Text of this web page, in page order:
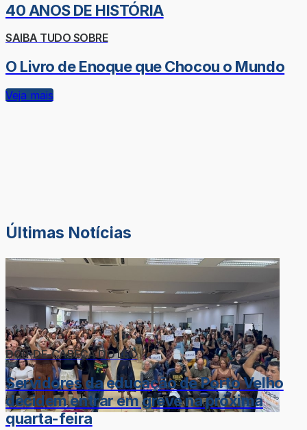
40 ANOS DE HISTÓRIA
SAIBA TUDO SOBRE
O Livro de Enoque que Chocou o Mundo
Veja mais
Últimas Notícias
DOR-DE-CABEÇA DO LÉO
Servidores da educação de Porto Velho
decidem entrar em greve na próxima
quarta-feira